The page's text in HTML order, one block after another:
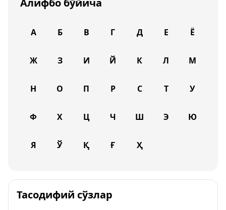
Алифбо бўйича
А Б В Г Д Е Ё
Ж З И Й К Л М
Н О П Р С Т У
Ф Х Ц Ч Ш Э Ю
Я Ў Қ Ғ Ҳ
Тасодифий сўзлар